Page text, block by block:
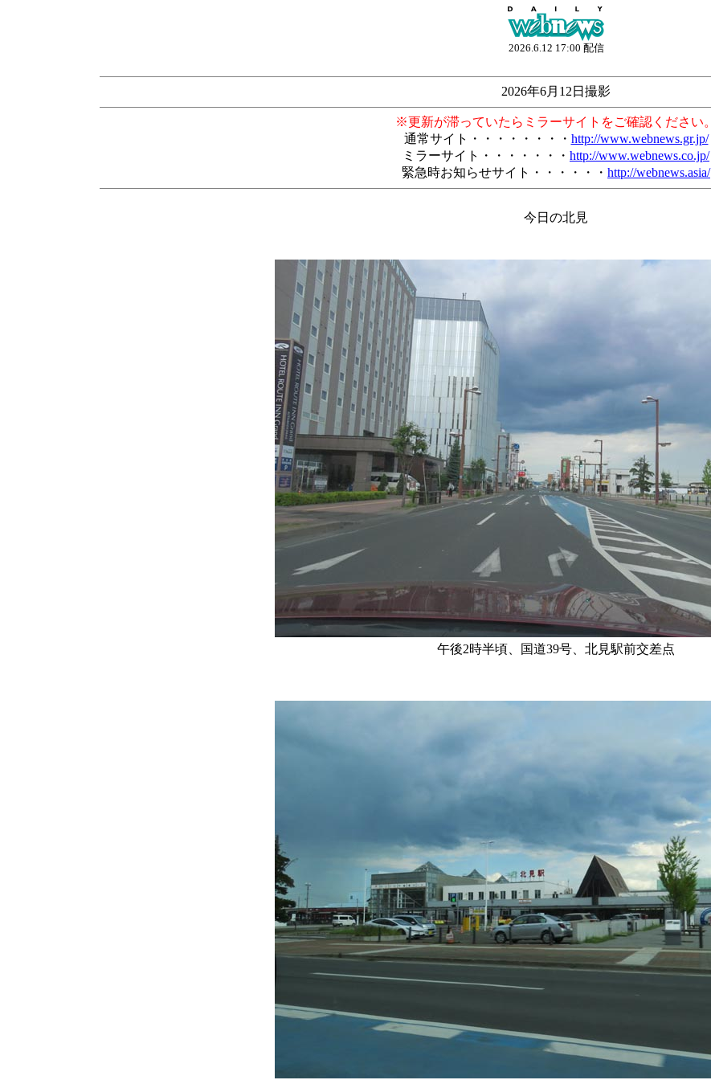
2026.6.12 17:00 配信
2026年6月12日撮影
※更新が滞っていたらミラーサイトをご確認ください。
通常サイト・・・・・・・・ http://www.webnews.gr.jp/
ミラーサイト・・・・・・・ http://www.webnews.co.jp/
緊急時お知らせサイト・・・・・・ http://webnews.asia/
今日の北見
午後2時半頃、国道39号、北見駅前交差点